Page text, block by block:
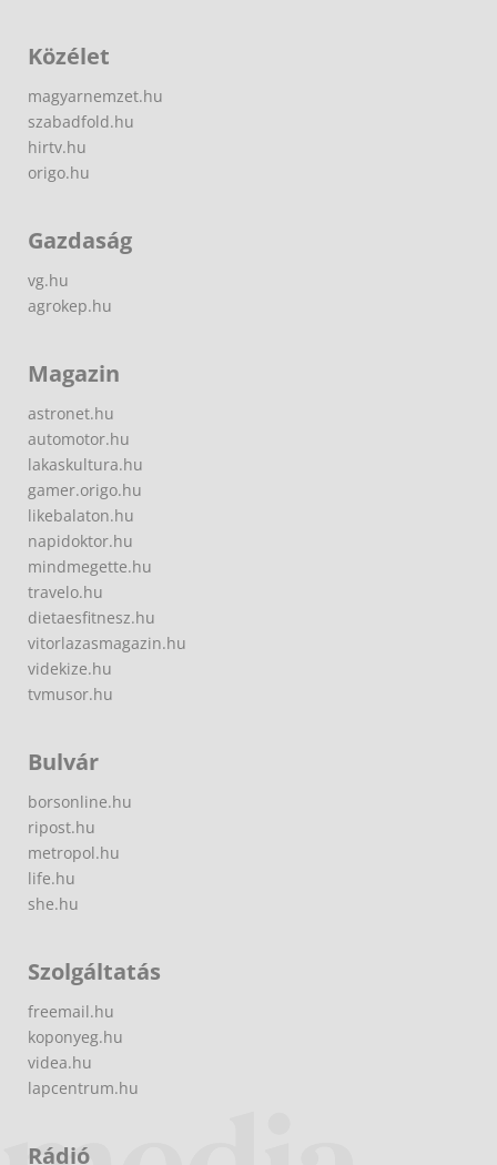
Közélet
magyarnemzet.hu
szabadfold.hu
hirtv.hu
origo.hu
Gazdaság
vg.hu
agrokep.hu
Magazin
astronet.hu
automotor.hu
lakaskultura.hu
gamer.origo.hu
likebalaton.hu
napidoktor.hu
mindmegette.hu
travelo.hu
dietaesfitnesz.hu
vitorlazasmagazin.hu
videkize.hu
tvmusor.hu
Bulvár
borsonline.hu
ripost.hu
metropol.hu
life.hu
she.hu
Szolgáltatás
freemail.hu
koponyeg.hu
videa.hu
lapcentrum.hu
Rádió